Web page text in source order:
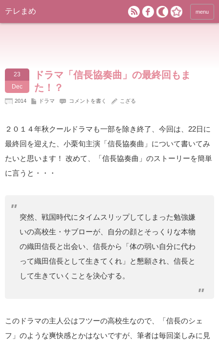
テレまめ menu
23
Dec
ドラマ「信長協奏曲」の最終回もま
た！？
2014 ドラマ コメントを書く こざる
２０１４年秋クールドラマも一部を除き終了、今回は、22日に
最終回を迎えた、小栗旬主演「信長協奏曲」について書いてみ
たいと思います！ 改めて、「信長協奏曲」のストーリーを簡単
に言うと・・・
突然、戦国時代にタイムスリップしてしまった勉強嫌
いの高校生・サブローが、自分の顔とそっくりな本物
の織田信長と出会い、信長から「体の弱い自分に代わ
って織田信長として生きてくれ」と懇願され、信長と
して生きていくことを決心する。
このドラマの主人公はフツーの高校生なので、「信長のシェ
フ」のような爽快感とかはないですが、筆者は毎回楽しみに見